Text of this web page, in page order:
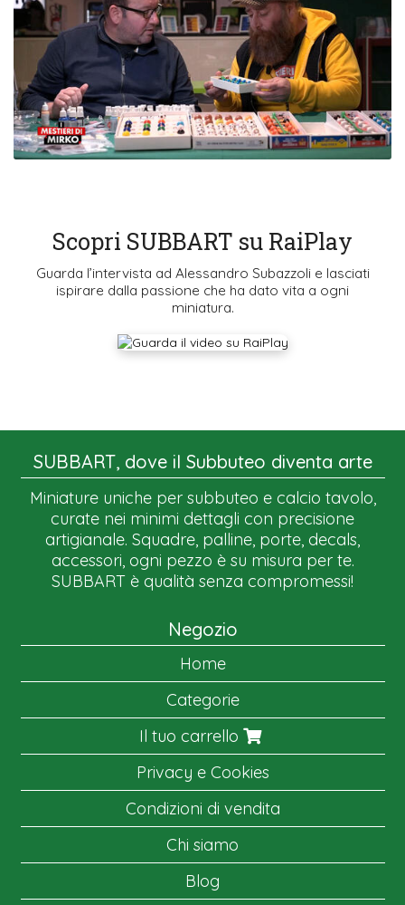
Scopri SUBBART su RaiPlay
Guarda l’intervista ad Alessandro Subazzoli e lasciati
ispirare dalla passione che ha dato vita a ogni
miniatura.
SUBBART, dove il Subbuteo diventa arte
Miniature uniche per subbuteo e calcio tavolo,
curate nei minimi dettagli con precisione
artigianale. Squadre, palline, porte, decals,
accessori, ogni pezzo è su misura per te.
SUBBART è qualità senza compromessi!
Negozio
Home
Categorie
Il tuo carrello
Privacy e Cookies
Condizioni di vendita
Chi siamo
Blog